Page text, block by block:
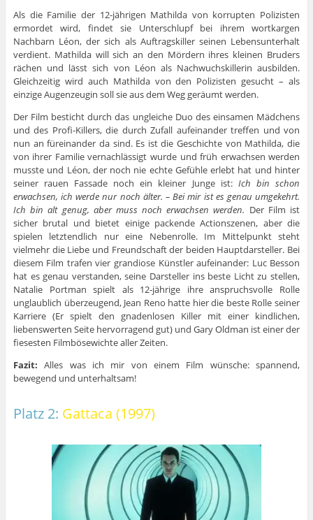
Als die Familie der 12-jährigen Mathilda von korrupten Polizisten
ermordet wird, findet sie Unterschlupf bei ihrem wortkargen
Nachbarn Léon, der sich als Auftragskiller seinen Lebensunterhalt
verdient. Mathilda will sich an den Mördern ihres kleinen Bruders
rächen und lässt sich von Léon als Nachwuchskillerin ausbilden.
Gleichzeitig wird auch Mathilda von den Polizisten gesucht – als
einzige Augenzeugin soll sie aus dem Weg geräumt werden.
Der Film besticht durch das ungleiche Duo des einsamen Mädchens
und des Profi-Killers, die durch Zufall aufeinander treffen und von
nun an füreinander da sind. Es ist die Geschichte von Mathilda, die
von ihrer Familie vernachlässigt wurde und früh erwachsen werden
musste und Léon, der noch nie echte Gefühle erlebt hat und hinter
seiner rauen Fassade noch ein kleiner Junge ist: Ich bin schon
erwachsen, ich werde nur noch älter. – Bei mir ist es genau umgekehrt.
Ich bin alt genug, aber muss noch erwachsen werden. Der Film ist
sicher brutal und bietet einige packende Actionszenen, aber die
spielen letztendlich nur eine Nebenrolle. Im Mittelpunkt steht
vielmehr die Liebe und Freundschaft der beiden Hauptdarsteller. Bei
diesem Film trafen vier grandiose Künstler aufeinander: Luc Besson
hat es genau verstanden, seine Darsteller ins beste Licht zu stellen,
Natalie Portman spielt als 12-jährige ihre anspruchsvolle Rolle
unglaublich überzeugend, Jean Reno hatte hier die beste Rolle seiner
Karriere (Er spielt den gnadenlosen Killer mit einer kindlichen,
liebenswerten Seite hervorragend gut) und Gary Oldman ist einer der
fiesesten Filmbösewichte aller Zeiten.
Fazit: Alles was ich mir von einem Film wünsche: spannend,
bewegend und unterhaltsam!
Platz 2: Gattaca (1997)